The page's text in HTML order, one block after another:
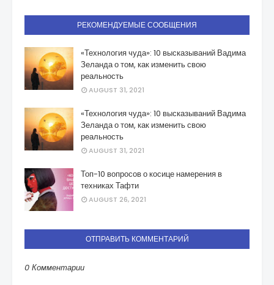
РЕКОМЕНДУЕМЫЕ СООБЩЕНИЯ
«Технология чуда»: 10 высказываний Вадима
Зеланда о том, как изменить свою
реальность
AUGUST 31, 2021
«Технология чуда»: 10 высказываний Вадима
Зеланда о том, как изменить свою
реальность
AUGUST 31, 2021
Топ-10 вопросов о косице намерения в
техниках Тафти
AUGUST 26, 2021
ОТПРАВИТЬ КОММЕНТАРИЙ
0 Комментарии